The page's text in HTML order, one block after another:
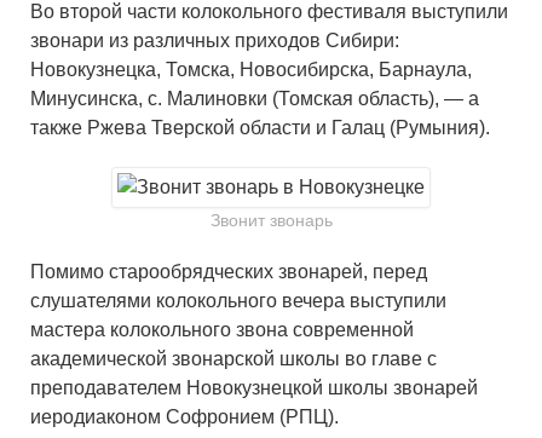
Во второй части колокольного фестиваля выступили
звонари из различных приходов Сибири:
Новокузнецка, Томска, Новосибирска, Барнаула,
Минусинска, с. Малиновки (Томская область), — а
также Ржева Тверской области и Галац (Румыния).
Звонит звонарь
Помимо старообрядческих звонарей, перед
слушателями колокольного вечера выступили
мастера колокольного звона современной
академической звонарской школы во главе с
преподавателем Новокузнецкой школы звонарей
иеродиаконом Софронием (РПЦ).